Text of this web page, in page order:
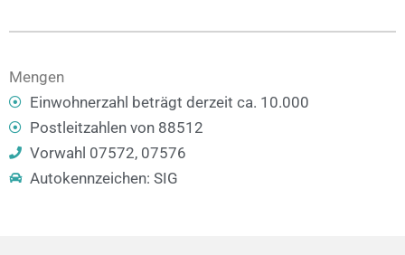
Mengen
Einwohnerzahl beträgt derzeit ca. 10.000
Postleitzahlen von 88512
Vorwahl 07572, 07576
Autokennzeichen: SIG